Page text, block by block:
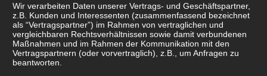
Wir verarbeiten Daten unserer Vertrags- und Geschäftspartner,
z.B. Kunden und Interessenten (zusammenfassend bezeichnet
als “Vertragspartner”) im Rahmen von vertraglichen und
vergleichbaren Rechtsverhältnissen sowie damit verbundenen
Maßnahmen und im Rahmen der Kommunikation mit den
Vertragspartnern (oder vorvertraglich), z.B., um Anfragen zu
beantworten.